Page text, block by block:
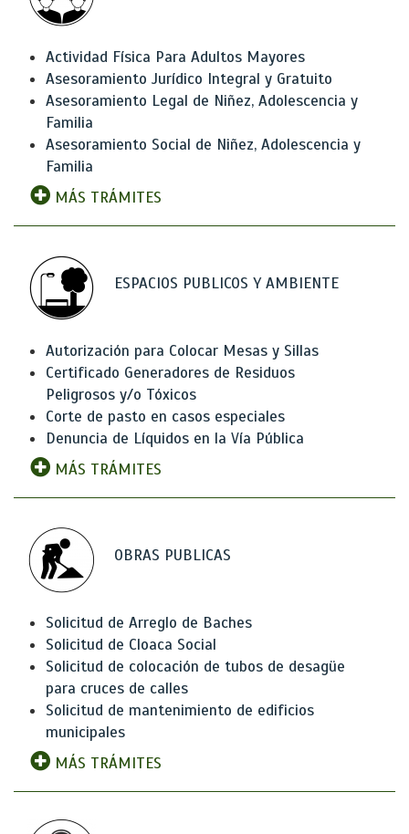
Actividad Física Para Adultos Mayores
Asesoramiento Jurídico Integral y Gratuito
Asesoramiento Legal de Niñez, Adolescencia y
Familia
Asesoramiento Social de Niñez, Adolescencia y
Familia
MÁS TRÁMITES
ESPACIOS PUBLICOS Y AMBIENTE
Autorización para Colocar Mesas y Sillas
Certificado Generadores de Residuos
Peligrosos y/o Tóxicos
Corte de pasto en casos especiales
Denuncia de Líquidos en la Vía Pública
MÁS TRÁMITES
OBRAS PUBLICAS
Solicitud de Arreglo de Baches
Solicitud de Cloaca Social
Solicitud de colocación de tubos de desagüe
para cruces de calles
Solicitud de mantenimiento de edificios
municipales
MÁS TRÁMITES